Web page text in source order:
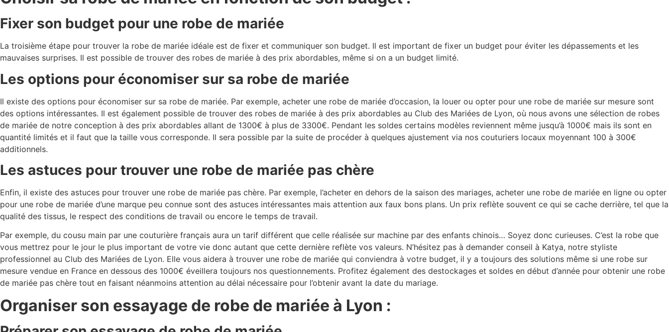
Fixer son budget pour une robe de mariée
La troisième étape pour trouver la robe de mariée idéale est de fixer et communiquer son budget. Il est important de fixer un budget pour éviter les dépassements et les
mauvaises surprises. Il est possible de trouver des robes de mariée à des prix abordables, même si on a un budget limité.
Les options pour économiser sur sa robe de mariée
Il existe des options pour économiser sur sa robe de mariée. Par exemple, acheter une robe de mariée d’occasion, la louer ou opter pour une robe de mariée sur mesure sont
des options intéressantes. Il est également possible de trouver des robes de mariée à des prix abordables au Club des Mariées de Lyon, où nous avons une sélection de robes
de mariée de notre conception à des prix abordables allant de 1300€ à plus de 3300€. Pendant les soldes certains modèles reviennent même jusqu’à 1000€ mais ils sont en
quantité limités et il faut que la taille vous corresponde. Il sera possible par la suite de procéder à quelques ajustement via nos couturiers locaux moyennant 100 à 300€
additionnels.
Les astuces pour trouver une robe de mariée pas chère
Enfin, il existe des astuces pour trouver une robe de mariée pas chère. Par exemple, l’acheter en dehors de la saison des mariages, acheter une robe de mariée en ligne ou opter
pour une robe de mariée d’une marque peu connue sont des astuces intéressantes mais attention aux faux bons plans. Un prix reflète souvent ce qui se cache derrière, tel que la
qualité des tissus, le respect des conditions de travail ou encore le temps de travail.
Par exemple, du cousu main par une couturière français aura un tarif différent que celle réalisée sur machine par des enfants chinois… Soyez donc curieuses. C’est la robe que
vous mettrez pour le jour le plus important de votre vie donc autant que cette dernière reflète vos valeurs. N’hésitez pas à demander conseil à Katya, notre styliste
professionnel au Club des Mariées de Lyon. Elle vous aidera à trouver une robe de mariée qui conviendra à votre budget, il y a toujours des solutions même si une robe sur
mesure vendue en France en dessous des 1000€ éveillera toujours nos questionnements. Profitez également des destockages et soldes en début d’année pour obtenir une robe
de mariée pas chère tout en faisant néanmoins attention au délai nécessaire pour l’obtenir avant la date du mariage.
Organiser son essayage de robe de mariée à Lyon :